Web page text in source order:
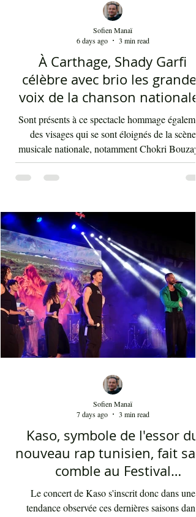
À Carthage, Shady Garfi
célèbre avec brio les grandes
voix de la chanson nationale
Par Sofien Manaï
Sont présents à ce spectacle hommage
des visages qui se sont éloignés de la scène
nouveau sur scène. Par la suite, c'était autour
d'Asma Ben Ahmed, une voix à la fois
et subliminale. À côté de celle-ci vient Ahmed
Rebaï, un élégant chanteur, présent maintenant
dans l'univers du chant national depuis au
cinq ans. Sans oublier la soprano Nesrine
Mahbouli e
Sofien Manaï
6 days ago
3 min read
Kaso, symbole de l'essor du
nouveau rap tunisien, fait
comble au Festival
Sofien Manaï
7 days ago
3 min read